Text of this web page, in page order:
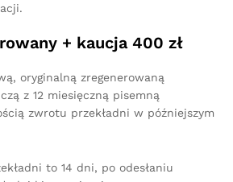
+ kaucja 400 zł
oryginalną zregenerowaną
z 12 miesięczną pisemną
zwrotu przekładni w późniejszym
to 14 dni, po odesłaniu